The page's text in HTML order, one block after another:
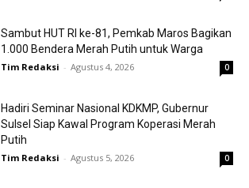
Sambut HUT RI ke-81, Pemkab Maros Bagikan
1.000 Bendera Merah Putih untuk Warga
Tim Redaksi - Agustus 4, 2026 0
Hadiri Seminar Nasional KDKMP, Gubernur
Sulsel Siap Kawal Program Koperasi Merah
Putih
Tim Redaksi - Agustus 5, 2026 0